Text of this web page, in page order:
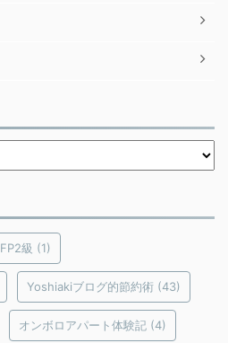
FP2級 (1)
Yoshiakiブログ的節約術 (43)
オンボロアパート体験記 (4)